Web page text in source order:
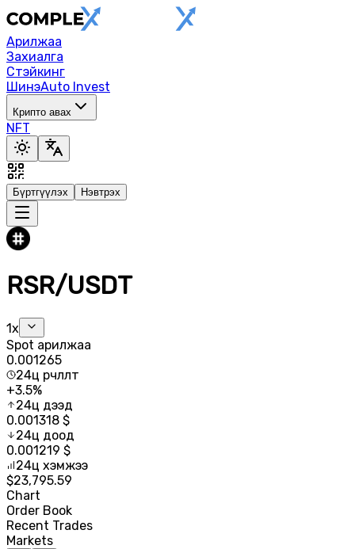
Арилжаа
Захиалга
Стэйкинг
ШинэAuto Invest
Крипто авах
NFT
Бүртгүүлэх Нэвтрэх
RSR/USDT
1x
Spot арилжаа
0.001265
24ц өөрчлөлт
+3.5%
24ц дээд
0.001318 $
24ц доод
0.001219 $
24ц хэмжээ
$23,795.59
Chart
Order Book
Recent Trades
Markets